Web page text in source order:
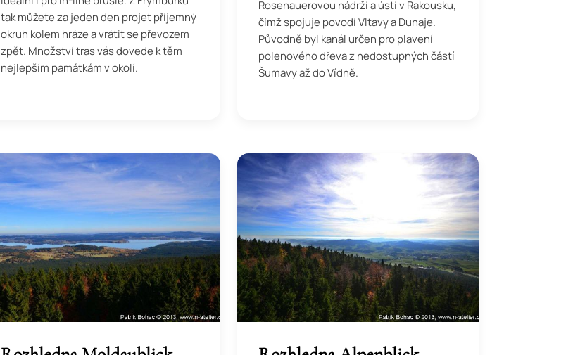
tak můžete za jeden den projet příjemný
okruh kolem hráze a vrátit se převozem
zpět. Množství tras vás dovede k těm
nejlepším památkám v okolí.
Rosenauerovou nádrží a ústí v Rakousku,
čímž spojuje povodí Vltavy a Dunaje.
Původně byl kanál určen pro plavení
polenového dřeva z nedostupných částí
Šumavy až do Vídně.